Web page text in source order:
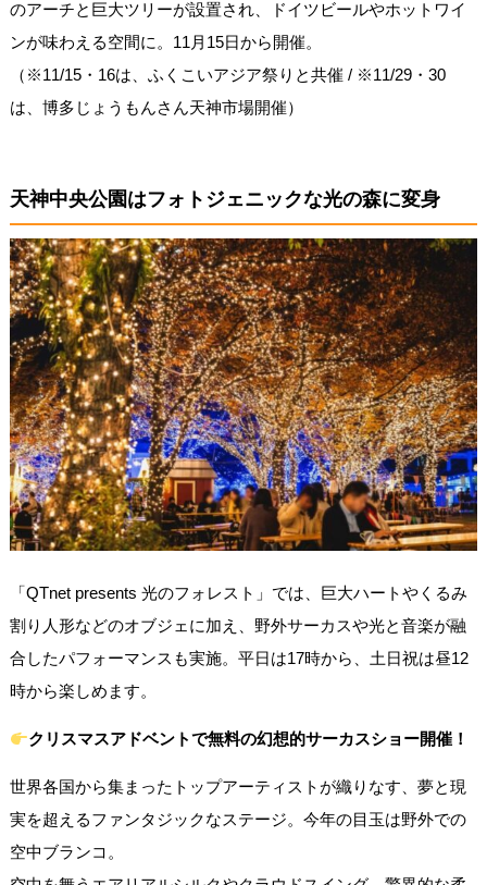
のアーチと巨大ツリーが設置され、ドイツビールやホットワイ
ンが味わえる空間に。11月15日から開催。
（※11/15・16は、ふくこいアジア祭りと共催 / ※11/29・30
は、博多じょうもんさん天神市場開催）
天神中央公園はフォトジェニックな光の森に変身
「QTnet presents 光のフォレスト」では、巨大ハートやくるみ
割り人形などのオブジェに加え、野外サーカスや光と音楽が融
合したパフォーマンスも実施。平日は17時から、土日祝は昼12
時から楽しめます。
クリスマスアドベントで無料の幻想的サーカスショー開催！
世界各国から集まったトップアーティストが織りなす、夢と現
実を超えるファンタジックなステージ。今年の目玉は野外での
空中ブランコ。